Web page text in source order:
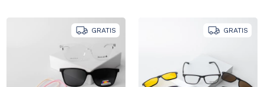
GRATIS GRATIS